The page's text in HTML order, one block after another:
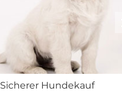
Sicherer Hundekauf